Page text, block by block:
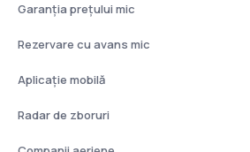
Garanția prețului mic
Rezervare cu avans mic
Aplicație mobilă
Radar de zboruri